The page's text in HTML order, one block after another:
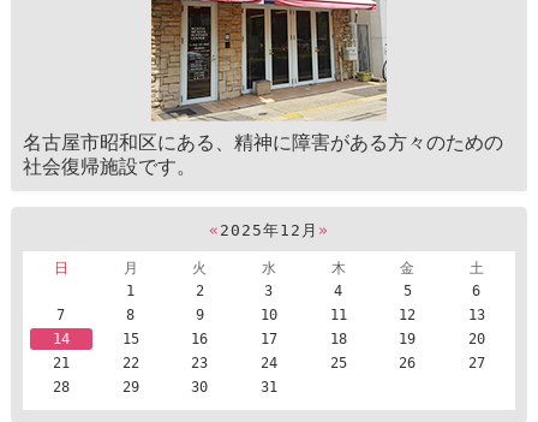
名古屋市昭和区にある、精神に障害がある方々のための
社会復帰施設です。
« 2025年12月 »
日 月 火 水 木 金
土
1
2 3 4 5
6
7
8 9 10 11 12
13
14
15 16 17 18 19
20
21
22 23 24 25 26
27
28
29 30 31